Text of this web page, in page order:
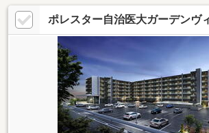
ポレスター自治医大ガーデン